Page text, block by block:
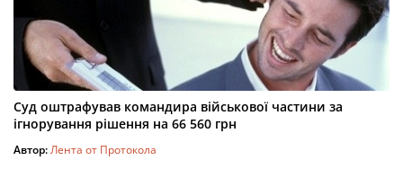
Суд оштрафував командира військової частини за
ігнорування рішення на 66 560 грн
Автор:Лента от Протокола